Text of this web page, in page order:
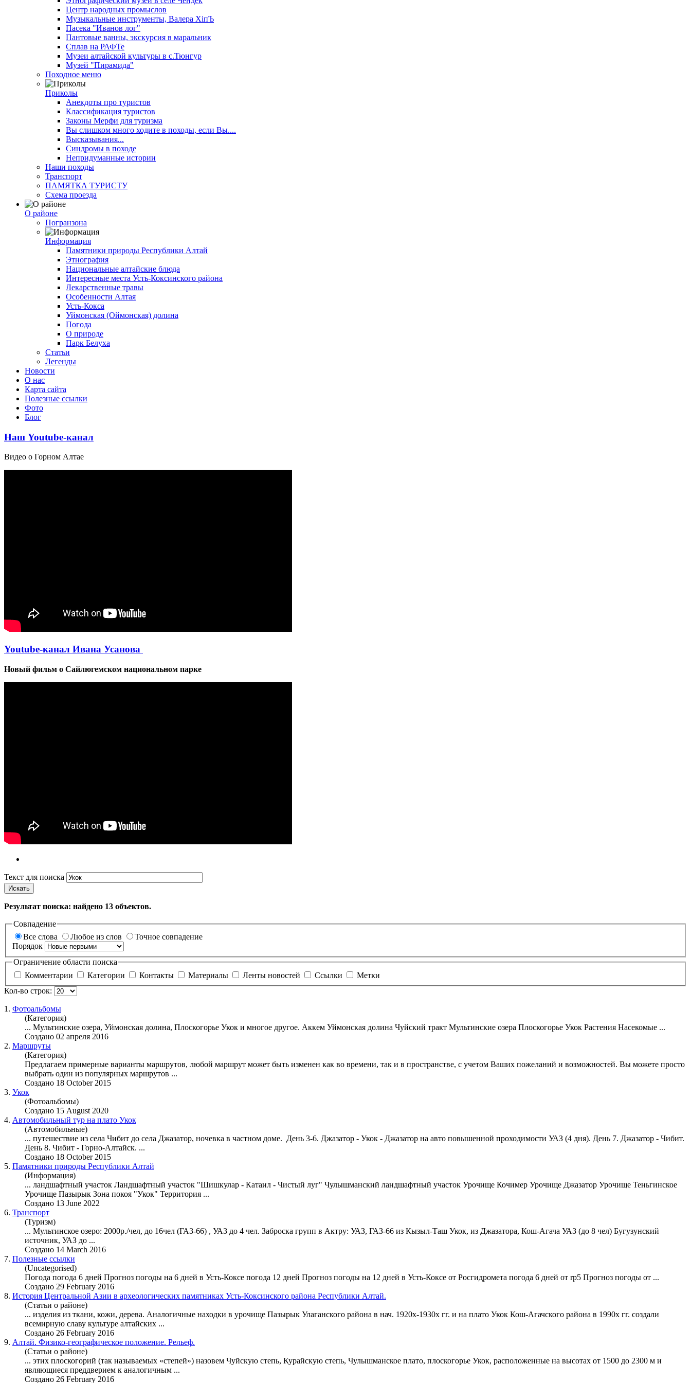
Центр народных промыслов
Музыкальные инструменты, Валера ХiпЪ
Пасека "Иванов лог"
Пантовые ванны, экскурсия в маральник
Сплав на РАФТе
Музеи алтайской культуры в с.Тюнгур
Музей "Пирамида"
Походное меню
Приколы
Анекдоты про туристов
Классификация туристов
Законы Мерфи для туризма
Вы слишком много ходите в походы, если Вы....
Высказывания...
Синдромы в походе
Непридуманные истории
Наши походы
Транспорт
ПАМЯТКА ТУРИСТУ
Схема проезда
О районе
Погранзона
Информация
Памятники природы Республики Алтай
Этнография
Национальные алтайские блюда
Интересные места Усть-Коксинского района
Лекарственные травы
Особенности Алтая
Усть-Кокса
Уймонская (Оймонская) долина
Погода
О природе
Парк Белуха
Статьи
Легенды
Новости
О нас
Карта сайта
Полезные ссылки
Фото
Блог
Наш Youtube-канал
Видео о Горном Алтае
Youtube-канал Ивана Усанова
Новый фильм о Сайлюгемском национальном парке
Текст для поиска
Искать
Результат поиска: найдено 13 объектов.
Совпадение
Все слова
Любое из слов
Точное совпадение
Порядок
Ограничение области поиска
Комментарии
Категории Контакты Материалы Ленты новостей Ссылки
Метки
Кол-во строк:
1. Фотоальбомы
(Категория)
... Мультинские озера, Уймонская долина, Плоскогорье Укок и многое другое. Аккем Уймонская долина Чуйский тракт Мультинские озера Плоскогорье Укок Растения Насекомые ...
Создано 02 апреля 2016
2. Маршруты
(Категория)
Предлагаем примерные варианты маршрутов, любой маршрут может быть изменен как во времени, так и в пространстве, с учетом Ваших пожеланий и возможностей. Вы можете просто
выбрать один из популярных маршрутов ...
Создано 18 October 2015
3. Укок
(Фотоальбомы)
Создано 15 August 2020
4. Автомобильный тур на плато Укок
(Автомобильные)
... путешествие из села Чибит до села Джазатор, ночевка в частном доме. День 3-6. Джазатор - Укок - Джазатор на авто повышенной проходимости УАЗ (4 дня). День 7. Джазатор - Чибит.
День 8. Чибит - Горно-Алтайск. ...
Создано 18 October 2015
5. Памятники природы Республики Алтай
(Информация)
... ландшафтный участок Ландшафтный участок "Шишкулар - Катаил - Чистый луг" Чулышманский ландшафтный участок Урочище Кочимер Урочище Джазатор Урочище Теньгинское
Урочище Пазырык Зона покоя "Укок" Территория ...
Создано 13 June 2022
6. Транспорт
(Туризм)
... Мультинское озеро: 2000р./чел, до 16чел (ГАЗ-66) , УАЗ до 4 чел. Заброска групп в Актру: УАЗ, ГАЗ-66 из Кызыл-Таш Укок, из Джазатора, Кош-Агача УАЗ (до 8 чел) Бугузунский
источник, УАЗ до ...
Создано 14 March 2016
7. Полезные ссылки
(Uncategorised)
Погода погода 6 дней Прогноз погоды на 6 дней в Усть-Коксе погода 12 дней Прогноз погоды на 12 дней в Усть-Коксе от Росгидромета погода 6 дней от rp5 Прогноз погоды от ...
Создано 29 February 2016
8. История Центральной Азии в археологических памятниках Усть-Коксинского района Республики Алтай.
(Статьи о районе)
... изделия из ткани, кожи, дерева. Аналогичные находки в урочище Пазырык Улаганского района в нач. 1920х-1930х гг. и на плато Укок Кош-Агачского района в 1990х гг. создали
всемирную славу культуре алтайских ...
Создано 26 February 2016
9. Алтай. Физико-географическое положение. Рельеф.
(Статьи о районе)
... этих плоскогорий (так называемых «степей») назовем Чуйскую степь, Курайскую степь, Чулышманское плато, плоскогорье Укок, расположенные на высотах от 1500 до 2300 м и
являющиеся преддверием к аналогичным ...
Создано 26 February 2016